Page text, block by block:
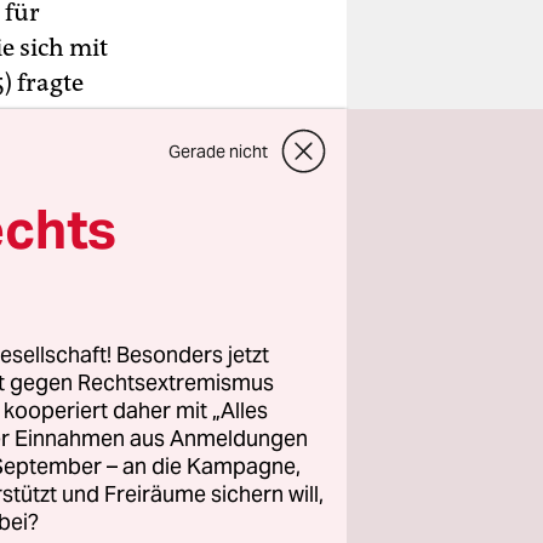
für
sich mit
fragte
Die
Tonspur
woran
ist
Gerade nicht
Besonders jetzt
gegen Rechtsextremismus
daher mit „Alles
Einnahmen aus Anmeldungen
– an die Kampagne,
und Freiräume sichern will,